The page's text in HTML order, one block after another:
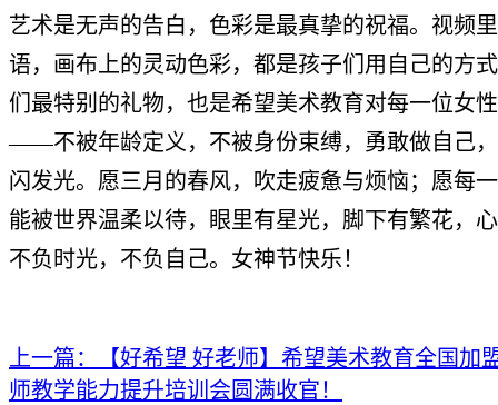
艺术是无声的告白，色彩是最真挚的祝福。视频
语，画布上的灵动色彩，都是孩子们用自己的方
们最特别的礼物，也是希望美术教育对每一位女
——不被年龄定义，不被身份束缚，勇敢做自己
闪发光。愿三月的春风，吹走疲惫与烦恼；愿每
能被世界温柔以待，眼里有星光，脚下有繁花，
不负时光，不负自己。女神节快乐！
上一篇：【好希望 好老师】希望美术教育全国加
师教学能力提升培训会圆满收官！